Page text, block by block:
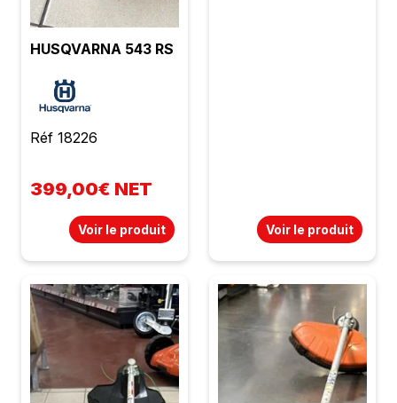
HUSQVARNA 543 RS
Réf 18226
399,00€ NET
Voir le produit Voir le produit